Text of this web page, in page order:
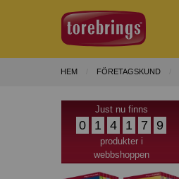
HEM FÖRETAGSKUND
Just nu finns
0 1 4 1 7 9
produkter i
webbshoppen